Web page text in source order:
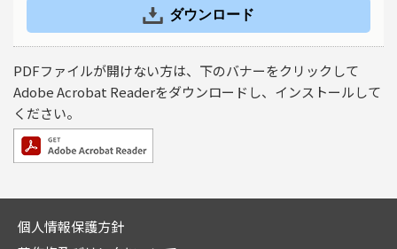
ダウンロード
PDFファイルが開けない方は、下のバナーをクリックして
Adobe Acrobat Readerをダウンロードし、インストールして
ください。
個人情報保護方針